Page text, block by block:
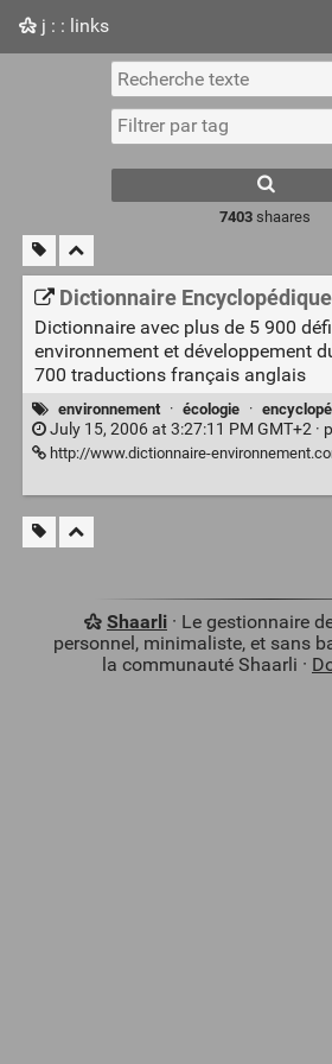
j : : links
Nuage de tags Mur d'images
7403 shaares
Dictionnaire
Dictionnaire avec plus de 5 900
environnement et développement
700 traductions français anglais
environnement · écologie ·
July 15, 2006 at 3:27:11 PM GMT+2 ·
http://www.dictionnaire-
Shaarli· Le gestionnaire
personnel, minimaliste, et sans
la communauté Shaarli ·